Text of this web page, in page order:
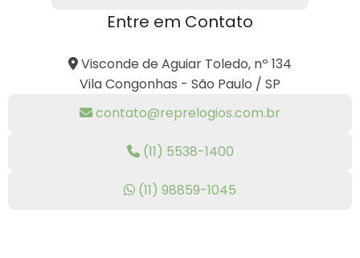
Entre em Contato
Visconde de Aguiar Toledo, nº 134
Vila Congonhas - São Paulo / SP
contato@reprelogios.com.br
(11) 5538-1400
(11) 98859-1045